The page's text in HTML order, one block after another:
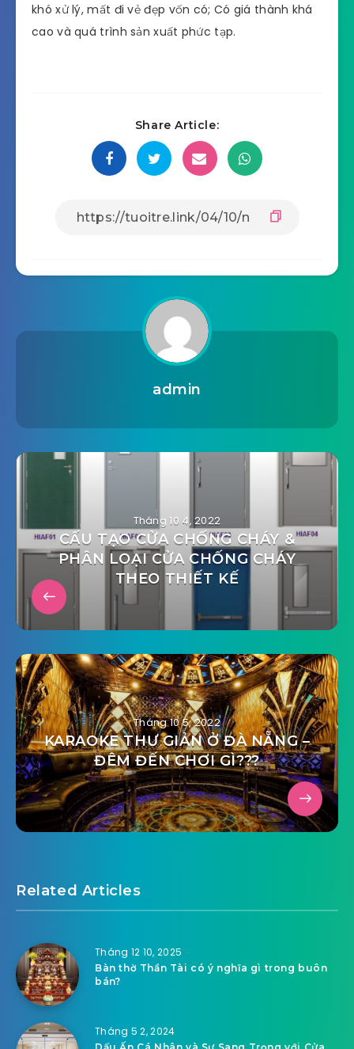
khó xử lý, mất đi vẻ đẹp vốn có; Có giá thành khá
cao và quá trình sản xuất phức tạp.
Share Article:
admin
Tháng 10 4, 2022
CẤU TẠO CỬA CHỐNG CHÁY &
PHÂN LOẠI CỬA CHỐNG CHÁY
THEO THIẾT KẾ
Tháng 10 5, 2022
KARAOKE THƯ GIẢN Ở ĐÀ NẴNG –
ĐÊM ĐẾN CHƠI GÌ???
Related Articles
Tháng 12 10, 2025
Bàn thờ Thần Tài có ý nghĩa gì trong buôn
bán?
Tháng 5 2, 2024